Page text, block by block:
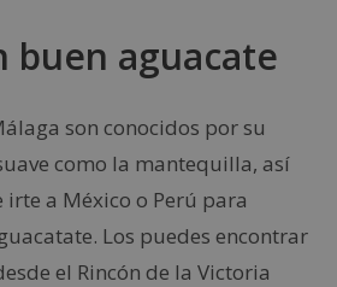
buen aguacate
son conocidos por su
como la mantequilla, así
a México o Perú para
Los puedes encontrar
el Rincón de la Victoria